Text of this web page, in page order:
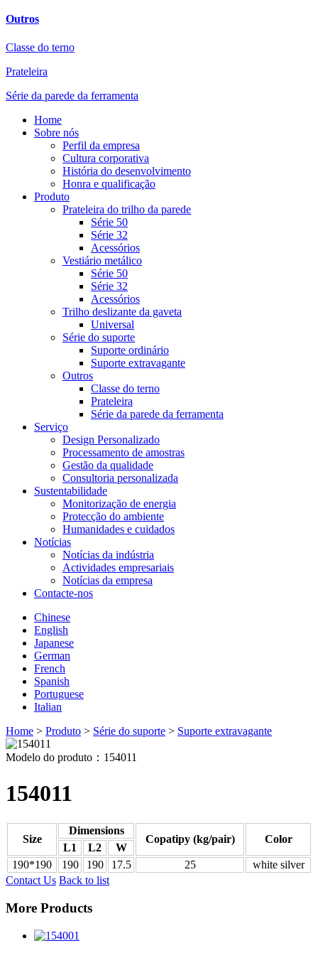
Outros
Classe do terno
Prateleira
Série da parede da ferramenta
Home
Sobre nós
Perfil da empresa
Cultura corporativa
História do desenvolvimento
Honra e qualificação
Produto
Prateleira do trilho da parede
Série 50
Série 32
Acessórios
Vestiário metálico
Série 50
Série 32
Acessórios
Trilho deslizante da gaveta
Universal
Série do suporte
Suporte ordinário
Suporte extravagante
Outros
Classe do terno
Prateleira
Série da parede da ferramenta
Serviço
Design Personalizado
Processamento de amostras
Gestão da qualidade
Consultoria personalizada
Sustentabilidade
Monitorização de energia
Protecção do ambiente
Humanidades e cuidados
Notícias
Notícias da indústria
Actividades empresariais
Notícias da empresa
Contacte-nos
Chinese
English
Japanese
German
French
Spanish
Portuguese
Italian
Home > Produto > Série do suporte > Suporte extravagante
Modelo do produto：154011
154011
Size
Dimensions
Copatipy (kg/pair) Color
L1 L2
W
190*190
190 190 17.5 25
white silver
Contact Us Back to list
More Products